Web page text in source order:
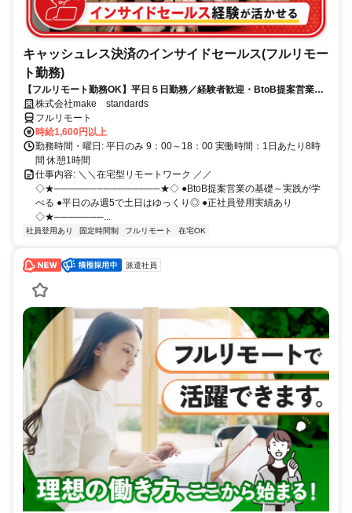
キャッシュレス決済のインサイドセールス(フルリモー
ト勤務)
【フルリモート勤務OK】平日５日勤務／経験者歓迎・BtoB提案営業で
スキルアップ
株式会社make standards
フルリモート
時給1,600円以上
勤務時間・曜日: 平日のみ 9：00～18：00 実働時間：1日あたり8時
間 休憩1時間
仕事内容: ＼＼在宅型リモートワーク ／／
◇★───────────────★◇ ●BtoB提案営業の基礎～実践が学
べる ●平日のみ週5で土日はゆっくり◎ ●正社員登用実績あり
◇★───────...
社員登用あり 固定時間制 フルリモート 在宅OK
派遣社員